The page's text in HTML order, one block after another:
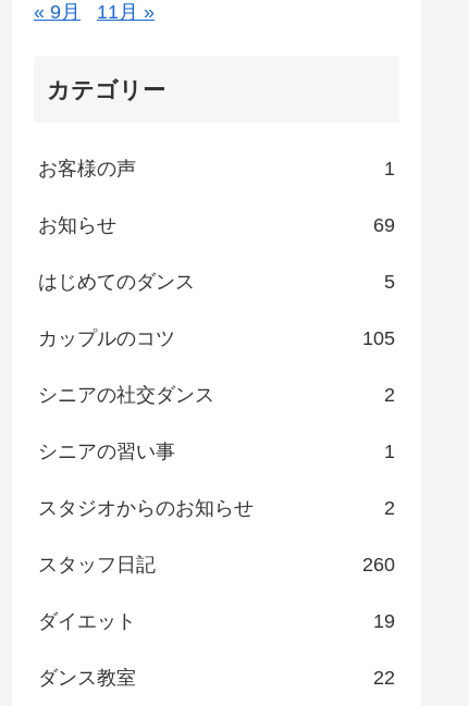
« 9月 11月 »
カテゴリー
お客様の声 1
お知らせ 69
はじめてのダンス 5
カップルのコツ 105
シニアの社交ダンス 2
シニアの習い事 1
スタジオからのお知らせ 2
スタッフ日記 260
ダイエット 19
ダンス教室 22